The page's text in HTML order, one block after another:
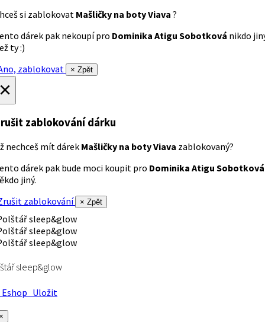
si zablokovat Mašličky na boty Viava ?
dárek pak nekoupí pro Dominika Atigu Sobotková nikdo
ty :)
zablokovat
× Zpět
zablokování dárku
nechceš mít dárek Mašličky na boty Viava zablokovaný?
dárek pak bude moci koupit pro Dominika Atigu Sobotková
jiný.
zablokování
× Zpět
sleep&glow
Uložit